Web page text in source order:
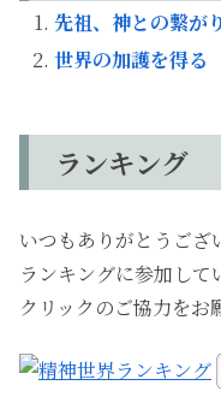
先祖、神との繋がり
世界の加護を得る
ランキング
いつもありがとうござ
ランキングに参加して
クリックのご協力をお